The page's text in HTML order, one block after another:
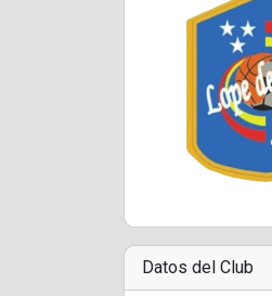
Datos del Club